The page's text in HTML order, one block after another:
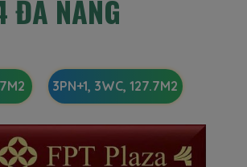
3PN+1, 3WC, 127.7M2
ĐÀ NẴNG